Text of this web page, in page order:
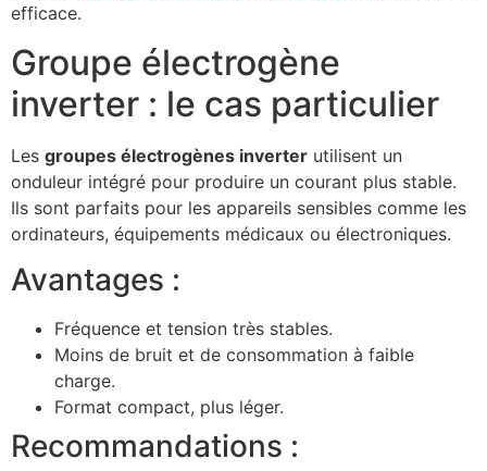
efficace.
Groupe électrogène
inverter : le cas particulier
Les groupes électrogènes inverter utilisent un
onduleur intégré pour produire un courant plus stable.
Ils sont parfaits pour les appareils sensibles comme les
ordinateurs, équipements médicaux ou électroniques.
Avantages :
Fréquence et tension très stables.
Moins de bruit et de consommation à faible
charge.
Format compact, plus léger.
Recommandations :